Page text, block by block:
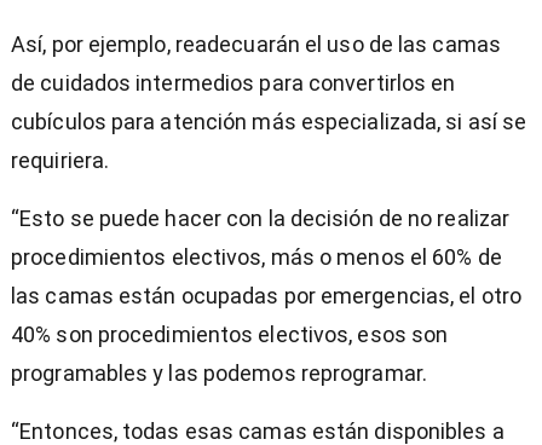
Así, por ejemplo, readecuarán el uso de las camas
de cuidados intermedios para convertirlos en
cubículos para atención más especializada, si así se
requiriera.
“Esto se puede hacer con la decisión de no realizar
procedimientos electivos, más o menos el 60% de
las camas están ocupadas por emergencias, el otro
40% son procedimientos electivos, esos son
programables y las podemos reprogramar.
“Entonces, todas esas camas están disponibles a